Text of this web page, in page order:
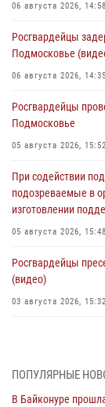
06 августа 2026, 14:58
Росгвардейцы
Подмосковье
06 августа 2026, 14:35
Росгвардейцы
Подмосковье
05 августа 2026, 15:52
При содействии
подозреваемые в
изготовлении
05 августа 2026, 15:48
Росгвардейцы
(видео)
03 августа 2026, 15:32
03 августа 2026,
В Подмосковье
ПОПУЛЯРНЫЕ
В Байконуре